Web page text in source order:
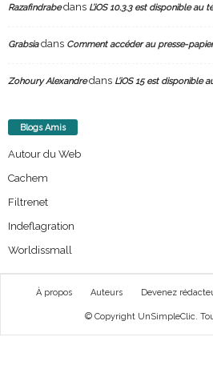
Razafindrabedans L’iOS 10.3.3 est disponible au
Grabsiadans Comment accéder au presse-
Zohoury Alexandredans L’iOS 15 est disponible
Blogs Amis
Autour du Web
Cachem
Filtrenet
Indeflagration
Worldissmall
À propos Auteurs Devenez
© Copyright UnSimpleClic.